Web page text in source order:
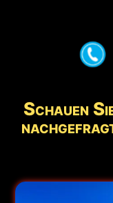
aaa
Schauen